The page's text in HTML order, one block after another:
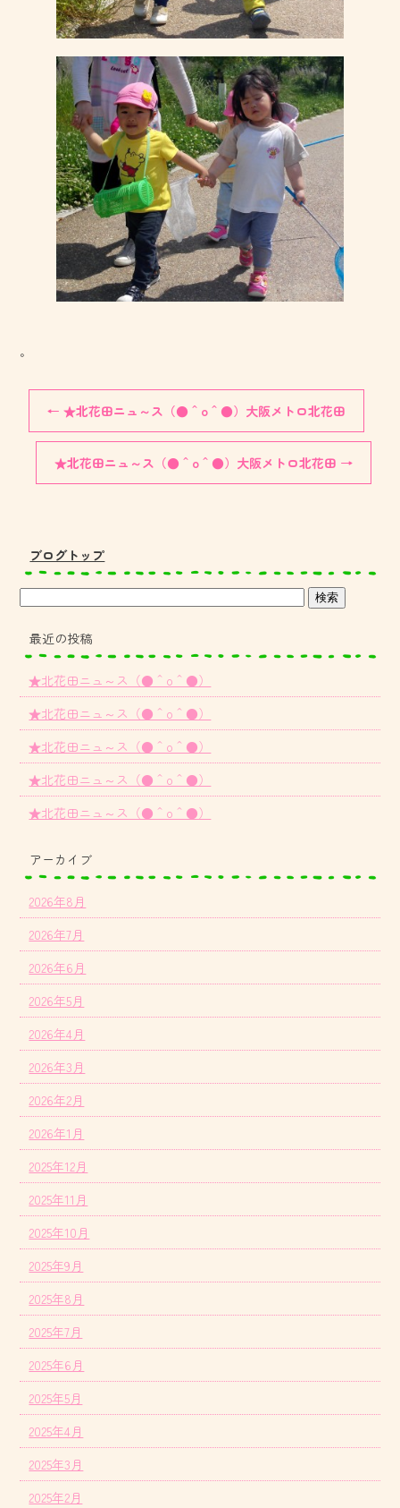
。
← ★北花田ニュ～ス（●＾o＾●）大阪メトロ北花田
★北花田ニュ～ス（●＾o＾●）大阪メトロ北花田 →
ブログトップ
最近の投稿
★北花田ニュ～ス（●＾o＾●）
★北花田ニュ～ス（●＾o＾●）
★北花田ニュ～ス（●＾o＾●）
★北花田ニュ～ス（●＾o＾●）
★北花田ニュ～ス（●＾o＾●）
アーカイブ
2026年8月
2026年7月
2026年6月
2026年5月
2026年4月
2026年3月
2026年2月
2026年1月
2025年12月
2025年11月
2025年10月
2025年9月
2025年8月
2025年7月
2025年6月
2025年5月
2025年4月
2025年3月
2025年2月